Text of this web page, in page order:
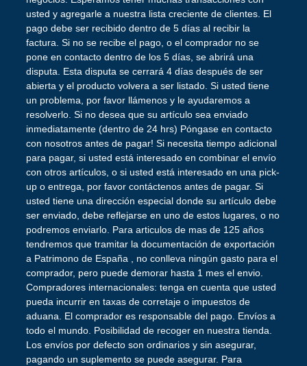
usted y agregarle a nuestra lista creciente de clientes. El
pago debe ser recibido dentro de 5 días al recibir la
factura. Si no se recibe el pago, o el comprador no se
pone en contacto dentro de los 5 días, se abrirá una
disputa. Esta disputa se cerrará 4 días después de ser
abierta y el producto volvera a ser listado. Si usted tiene
un problema, por favor llámenos y le ayudaremos a
resolverlo. Si no desea que su artículo sea enviado
inmediatamente (dentro de 24 hrs) Póngase en contacto
con nosotros antes de pagar! Si necesita tiempo adicional
para pagar, si usted está interesado en combinar el envío
con otros artículos, o si usted está interesado en una pick-
up o entrega, por favor contáctenos antes de pagar. Si
usted tiene una dirección especial donde su artículo debe
ser enviado, debe reflejarse en uno de estos lugares, o no
podremos enviarlo. Para articulos de mas de 125 años
tendremos que tramitar la documentación de exportación
a Patrimono de España , no conlleva ningún gasto para el
comprador, pero puede demorar hasta 1 mes el envio.
Compradores internacionales: tenga en cuenta que usted
pueda incurrir en taxas de corretaje o impuestos de
aduana. El comprador es responsable del pago. Envíos a
todo el mundo. Posibilidad de recoger en nuestra tienda.
Los envíos por defecto son ordinarios y sin asegurar,
pagando un suplemento se puede asegurar. Para